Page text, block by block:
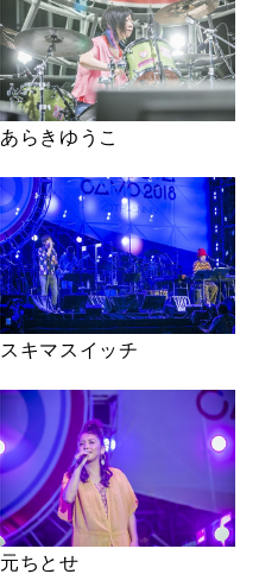
あらきゆうこ
スキマスイッチ
元ちとせ